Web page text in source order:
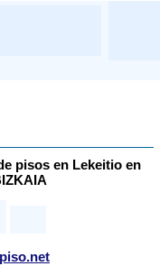
pisos en Lekeitio en